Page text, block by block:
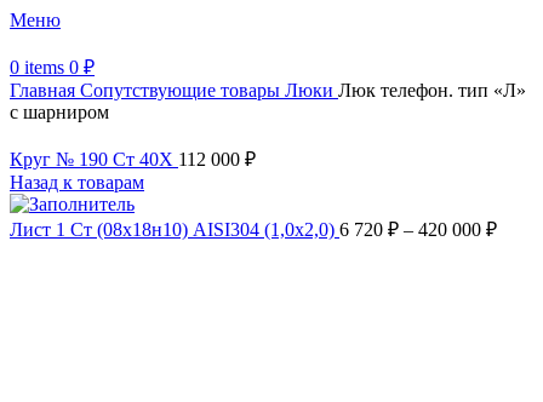
Меню
0 items 0 ₽
Главная Сопутствующие товары Люки Люк телефон. тип «Л»
с шарниром
Круг № 190 Ст 40Х 112 000 ₽
Назад к товарам
Лист 1 Ст (08х18н10) AISI304 (1,0х2,0) 6 720 ₽ – 420 000 ₽